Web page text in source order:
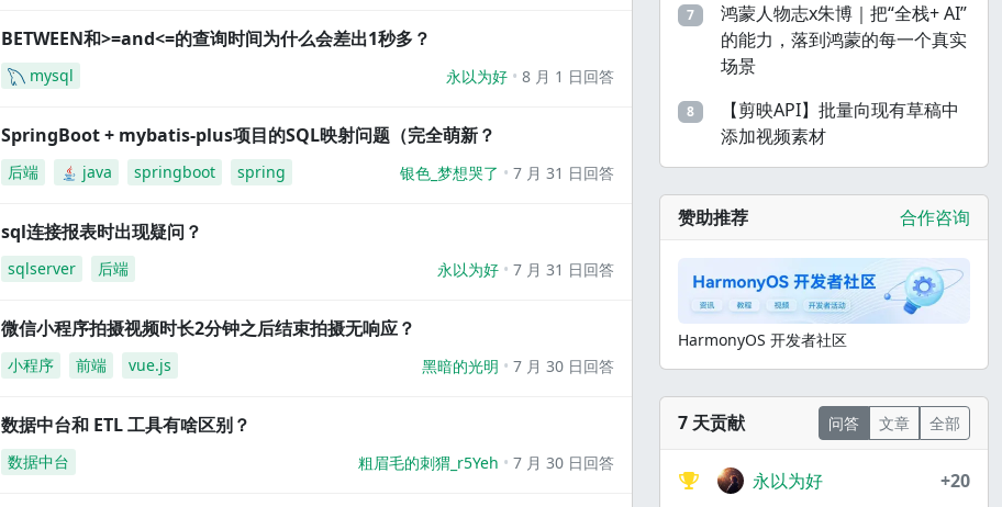
BETWEEN和>=and<=的查询时间为什么会差出1秒多？
mysql 永以为好 8 月 1 日回答
SpringBoot + mybatis-plus项目的SQL映射问题（完全萌新？
后端 java springboot spring 银色_梦想哭了 7 月 31 日回答
sql连接报表时出现疑问？
sqlserver 后端 永以为好 7 月 31 日回答
微信小程序拍摄视频时长2分钟之后结束拍摄无响应？
小程序 前端 vue.js 黑暗的光明 7 月 30 日回答
数据中台和 ETL 工具有啥区别？
数据中台 粗眉毛的刺猬_r5Yeh 7 月 30 日回答
7
鸿蒙人物志x朱博｜把“全栈+ AI”
的能力，落到鸿蒙的每一个真实
场景
8
【剪映API】批量向现有草稿中
添加视频素材
赞助推荐 合作咨询
HarmonyOS 开发者社区
7 天贡献 问答 文章 全部
永以为好
+20